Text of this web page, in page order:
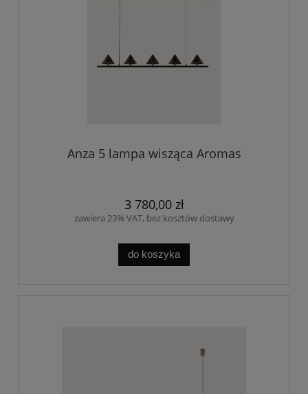
Anza 5 lampa wisząca Aromas
3 780,00 zł
zawiera 23% VAT, bez kosztów dostawy
do koszyka